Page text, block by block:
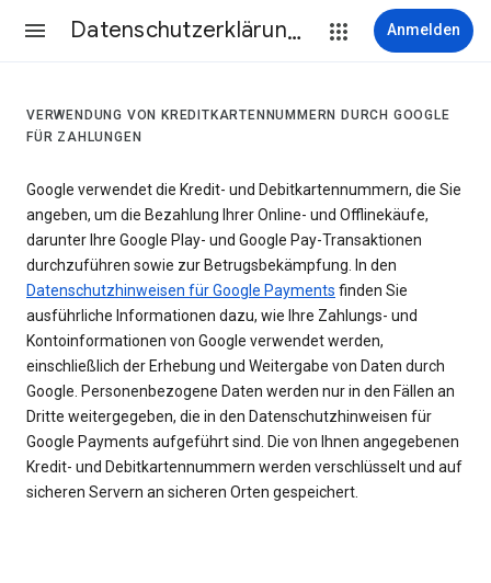
Datenschutzerklärung & Nutzungsbedingungen Anmelden
VERWENDUNG VON KREDITKARTENNUMMERN DURCH GOOGLE
FÜR ZAHLUNGEN
Google verwendet die Kredit- und Debitkartennummern, die Sie
angeben, um die Bezahlung Ihrer Online- und Offlinekäufe,
darunter Ihre Google Play- und Google Pay-Transaktionen
durchzuführen sowie zur Betrugsbekämpfung. In den
Datenschutzhinweisen für Google Payments finden Sie
ausführliche Informationen dazu, wie Ihre Zahlungs- und
Kontoinformationen von Google verwendet werden,
einschließlich der Erhebung und Weitergabe von Daten durch
Google. Personenbezogene Daten werden nur in den Fällen an
Dritte weitergegeben, die in den Datenschutzhinweisen für
Google Payments aufgeführt sind. Die von Ihnen angegebenen
Kredit- und Debitkartennummern werden verschlüsselt und auf
sicheren Servern an sicheren Orten gespeichert.